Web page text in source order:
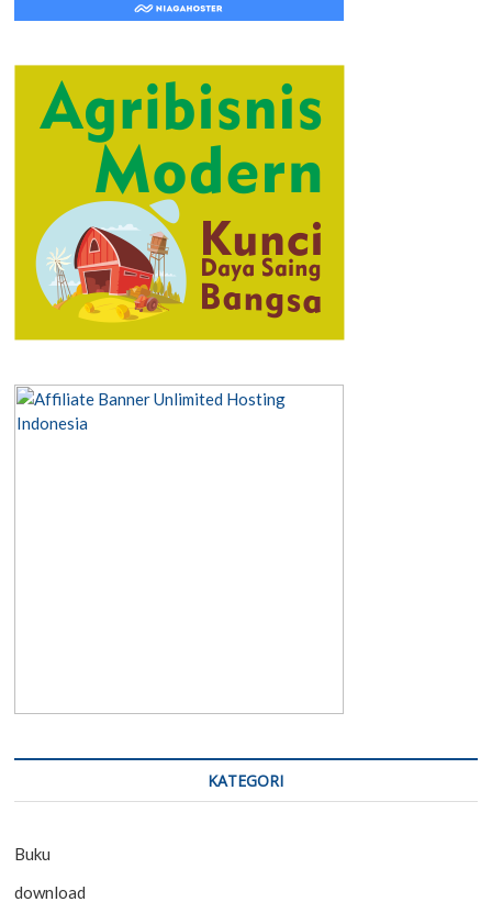
KATEGORI
Buku
download